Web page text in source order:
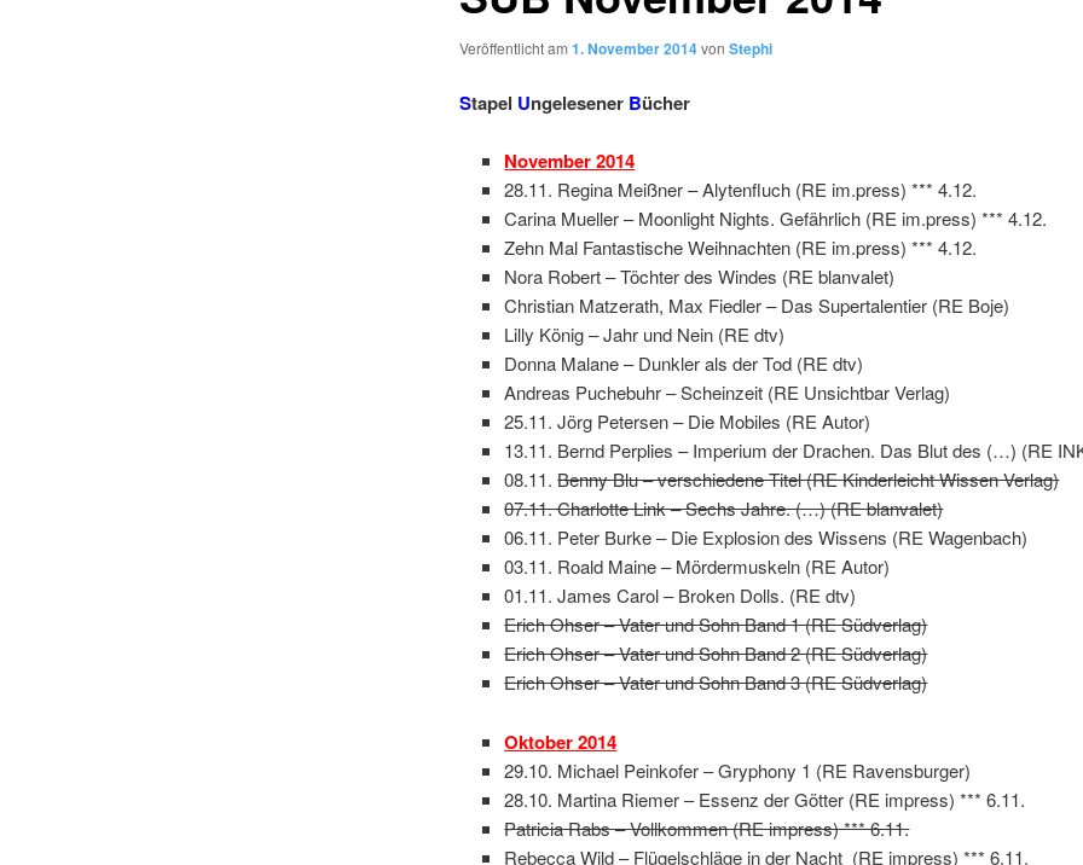
Veröffentlicht am 1. November 2014von Stephi
Stapel Ungelesener Bücher
November 2014
28.11. Regina Meißner – Alytenfluch (RE im.press) *** 4.12.
Carina Mueller – Moonlight Nights. Gefährlich (RE im.press) *** 4.12.
Zehn Mal Fantastische Weihnachten (RE im.press) *** 4.12.
Nora Robert – Töchter des Windes (RE blanvalet)
Christian Matzerath, Max Fiedler – Das Supertalentier (RE Boje)
Lilly König – Jahr und Nein (RE dtv)
Donna Malane – Dunkler als der Tod (RE dtv)
Andreas Puchebuhr – Scheinzeit (RE Unsichtbar Verlag)
25.11. Jörg Petersen – Die Mobiles (RE Autor)
13.11. Bernd Perplies – Imperium der Drachen. Das Blut des (…) (RE
08.11.Benny Blu – verschiedene Titel (RE Kinderleicht Wissen Verlag)
07.11. Charlotte Link – Sechs Jahre. (…) (RE blanvalet)
06.11. Peter Burke – Die Explosion des Wissens (RE Wagenbach)
03.11. Roald Maine – Mördermuskeln (RE Autor)
01.11. James Carol – Broken Dolls. (RE dtv)
Erich Ohser – Vater und Sohn Band 1 (RE Südverlag)
Erich Ohser – Vater und Sohn Band 2 (RE Südverlag)
Erich Ohser – Vater und Sohn Band 3 (RE Südverlag)
Oktober 2014
29.10. Michael Peinkofer – Gryphony 1 (RE Ravensburger)
28.10. Martina Riemer – Essenz der Götter (RE impress) *** 6.11.
Patricia Rabs – Vollkommen (RE impress) *** 6.11.
Rebecca Wild – Flügelschläge in der Nacht (RE impress) *** 6.11.